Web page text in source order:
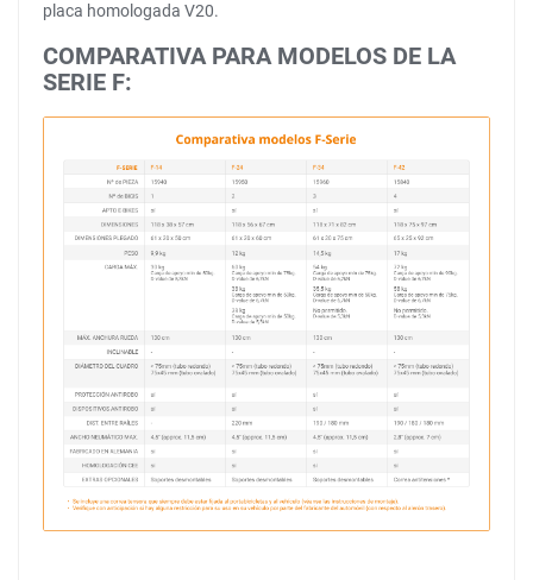
placa homologada V20.
COMPARATIVA PARA MODELOS DE LA
SERIE F: